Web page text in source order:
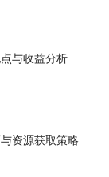
与收益分析
资源获取策略